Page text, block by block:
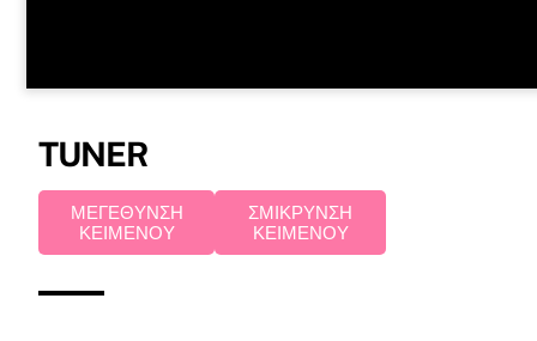
TUNER
ΜΕΓΕΘΥΝΣΗ
ΚΕΙΜΕΝΟΥ
ΣΜΙΚΡΥΝΣΗ
ΚΕΙΜΕΝΟΥ